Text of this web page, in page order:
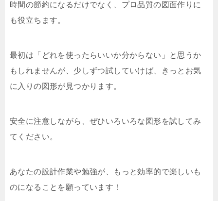
時間の節約になるだけでなく、プロ品質の図面作りに
も役立ちます。
最初は「どれを使ったらいいか分からない」と思うか
もしれませんが、少しずつ試していけば、きっとお気
に入りの図形が見つかります。
安全に注意しながら、ぜひいろいろな図形を試してみ
てください。
あなたの設計作業や勉強が、もっと効率的で楽しいも
のになることを願っています！